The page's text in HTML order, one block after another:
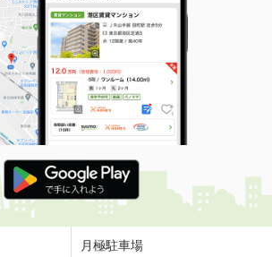
月極駐車場